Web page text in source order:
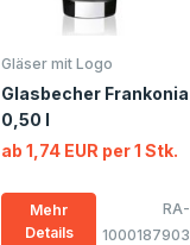
Gläser mit Logo
Glasbecher Frankonia
0,50 l
ab 1,74 EUR per 1 Stk.
Mehr
Details
RA-
1000187903